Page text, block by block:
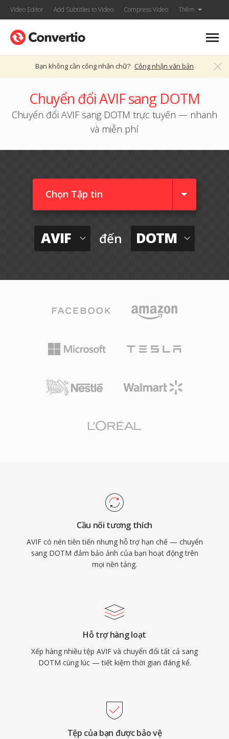
Video Editor Add Subtitles to Video Compress Video Thêm
Bạn không cần công nhận chữ? Công nhận văn bản
Chuyển đổi AVIF sang DOTM
Chuyển đổi AVIF sang DOTM trực tuyến — nhanh
và miễn phí
Chọn Tập tin
AVIF đến DOTM
Cầu nối tương thích
AVIF có nén tiên tiến nhưng hỗ trợ hạn chế — chuyển
sang DOTM đảm bảo ảnh của bạn hoạt động trên
mọi nền tảng.
Hỗ trợ hàng loạt
Xếp hàng nhiều tệp AVIF và chuyển đổi tất cả sang
DOTM cùng lúc — tiết kiệm thời gian đáng kể.
Tệp của bạn được bảo vệ